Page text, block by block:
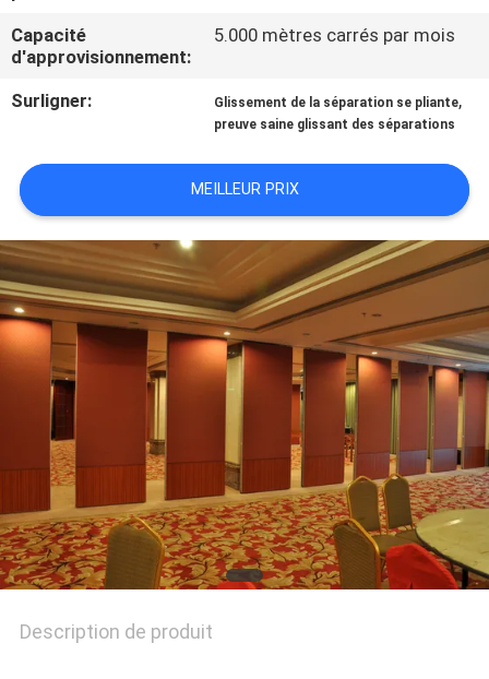
NOUVELLES
UNE
CITATION
PLAN
DU
SITE
PRIVACY
POLICY
Capacité
d'approvisionnement:
5.000 mètres carrés par mois
Surligner: Glissement de la séparation se pliante,
preuve saine glissant des séparations
MEILLEUR PRIX
Description de produit